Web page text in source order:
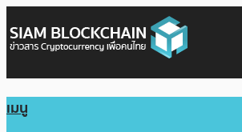
เมนู